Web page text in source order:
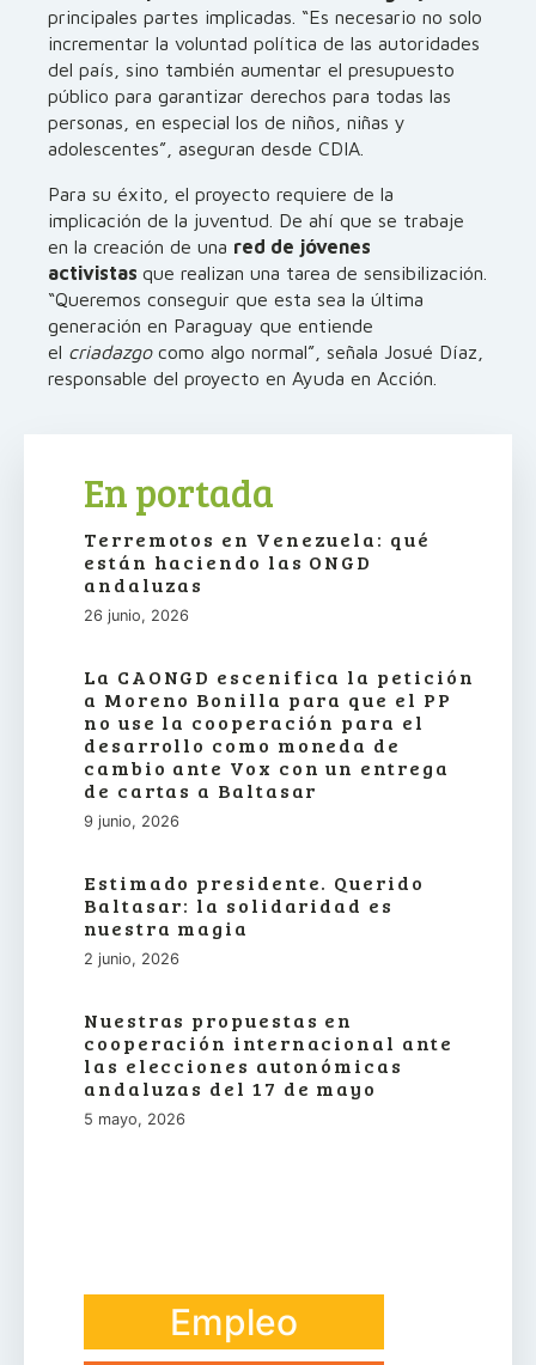
principales partes implicadas. “Es necesario no solo
incrementar la voluntad política de las autoridades
del país, sino también aumentar el presupuesto
público para garantizar derechos para todas las
personas, en especial los de niños, niñas y
adolescentes”, aseguran desde CDIA.
Para su éxito, el proyecto requiere de la
implicación de la juventud. De ahí que se trabaje
en la creación de una red de jóvenes
activistas que realizan una tarea de sensibilización.
“Queremos conseguir que esta sea la última
generación en Paraguay que entiende
el criadazgo como algo normal”, señala Josué Díaz,
responsable del proyecto en Ayuda en Acción.
En portada
Terremotos en Venezuela: qué
están haciendo las ONGD
andaluzas
26 junio, 2026
La CAONGD escenifica la petición
a Moreno Bonilla para que el PP
no use la cooperación para el
desarrollo como moneda de
cambio ante Vox con un entrega
de cartas a Baltasar
9 junio, 2026
Estimado presidente. Querido
Baltasar: la solidaridad es
nuestra magia
2 junio, 2026
Nuestras propuestas en
cooperación internacional ante
las elecciones autonómicas
andaluzas del 17 de mayo
5 mayo, 2026
Empleo